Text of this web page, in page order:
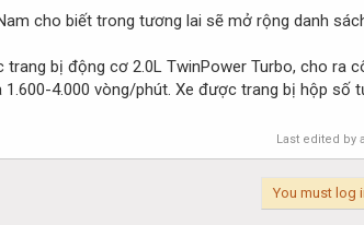
cho biết trong tương lai sẽ mở rộng danh
bị động cơ 2.0L TwinPower Turbo, cho ra
4.000 vòng/phút. Xe được trang bị hộp số
Last edited by
You must log